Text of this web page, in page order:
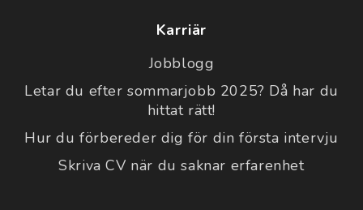
Karriär
Jobblogg
Letar du efter sommarjobb 2025? Då har du
hittat rätt!
Hur du förbereder dig för din första intervju
Skriva CV när du saknar erfarenhet